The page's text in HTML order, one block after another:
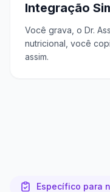
Integração
Você grava, o Dr.
nutricional, você
assim.
Específico para